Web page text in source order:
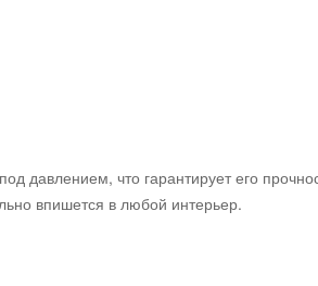
что гарантирует его
впишется в любой интерьер.